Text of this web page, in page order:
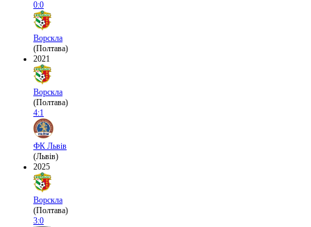
0:0
Ворскла
(Полтава)
2021
Ворскла
(Полтава)
4:1
ФК Львів
(Львів)
2025
Ворскла
(Полтава)
3:0